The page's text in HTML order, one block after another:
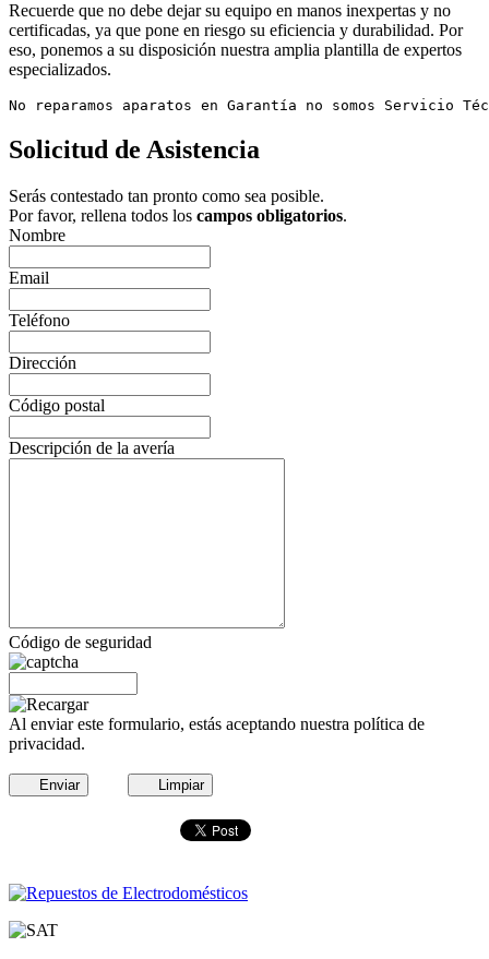
Recuerde que no debe dejar su equipo en manos inexpertas y no
certificadas, ya que pone en riesgo su eficiencia y durabilidad. Por
eso, ponemos a su disposición nuestra amplia plantilla de expertos
especializados.
No reparamos aparatos en Garantía no somos Servicio
Solicitud de Asistencia
Serás contestado tan pronto como sea posible.
Por favor, rellena todos los campos obligatorios.
Nombre
Email
Teléfono
Dirección
Código postal
Descripción de la avería
Código de seguridad
Al enviar este formulario, estás aceptando nuestra política de
privacidad.
Enviar Limpiar